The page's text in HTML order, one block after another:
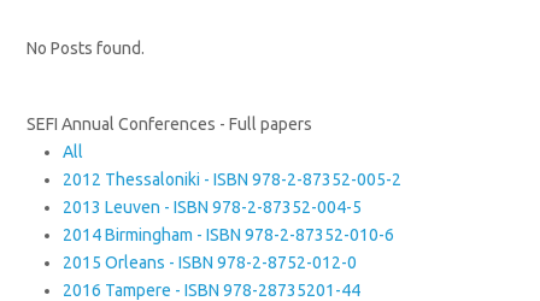
No Posts found.
SEFI Annual Conferences - Full papers
All
2012 Thessaloniki - ISBN 978-2-87352-005-2
2013 Leuven - ISBN 978-2-87352-004-5
2014 Birmingham - ISBN 978-2-87352-010-6
2015 Orleans - ISBN 978-2-8752-012-0
2016 Tampere - ISBN 978-28735201-44